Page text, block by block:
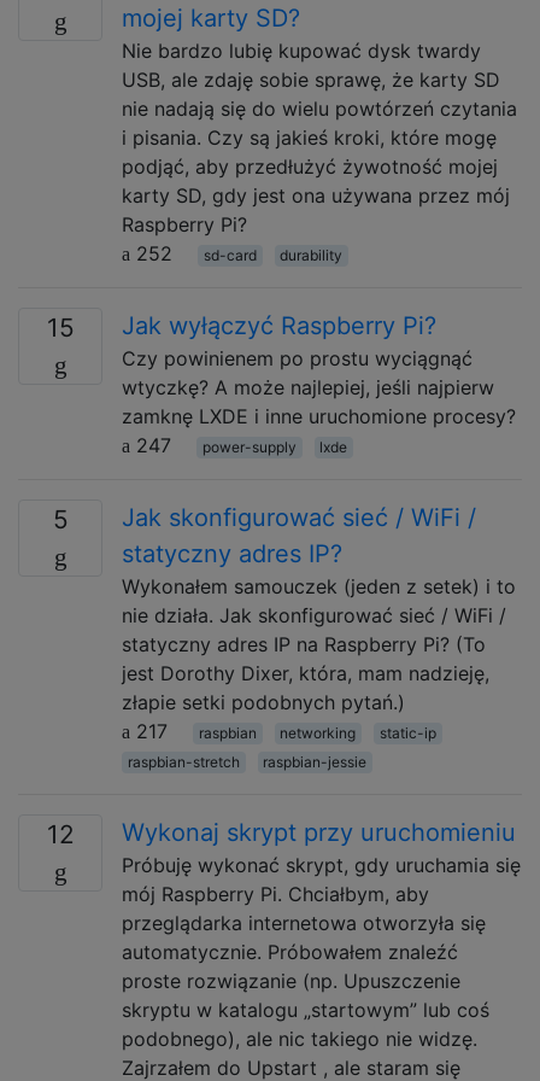
mojej karty SD?
Nie bardzo lubię kupować dysk twardy
USB, ale zdaję sobie sprawę, że karty SD
nie nadają się do wielu powtórzeń czytania
i pisania. Czy są jakieś kroki, które mogę
podjąć, aby przedłużyć żywotność mojej
karty SD, gdy jest ona używana przez mój
Raspberry Pi?
252
sd-card durability
15 Jak wyłączyć Raspberry Pi?
Czy powinienem po prostu wyciągnąć
wtyczkę? A może najlepiej, jeśli najpierw
zamknę LXDE i inne uruchomione procesy?
247
power-supply lxde
5
Jak skonfigurować sieć / WiFi /
statyczny adres IP?
Wykonałem samouczek (jeden z setek) i to
nie działa. Jak skonfigurować sieć / WiFi /
statyczny adres IP na Raspberry Pi? (To
jest Dorothy Dixer, która, mam nadzieję,
złapie setki podobnych pytań.)
217
raspbian networking
static-ip
raspbian-stretch
raspbian-jessie
12 Wykonaj skrypt przy uruchomieniu
Próbuję wykonać skrypt, gdy uruchamia się
mój Raspberry Pi. Chciałbym, aby
przeglądarka internetowa otworzyła się
automatycznie. Próbowałem znaleźć
proste rozwiązanie (np. Upuszczenie
skryptu w katalogu „startowym” lub coś
podobnego), ale nic takiego nie widzę.
Zajrzałem do Upstart , ale staram się